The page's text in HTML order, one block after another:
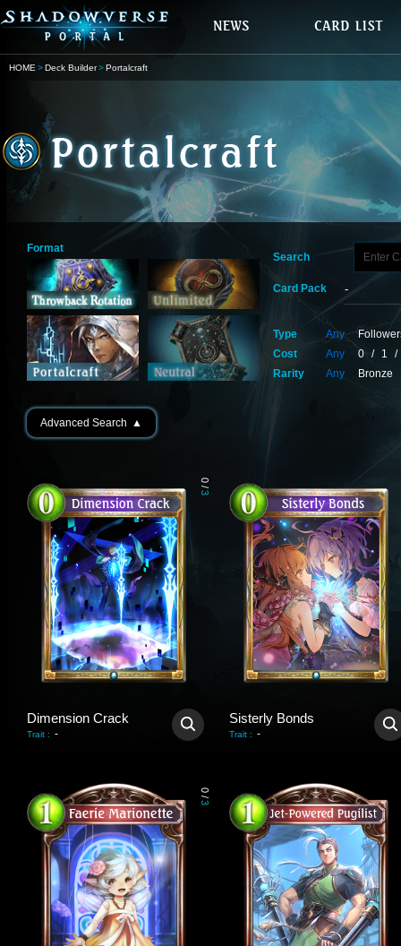
HOME Deck Builder Portalcraft
Format
Search
Card Pack
Type Any
Cost
Any 0 / 1
/
Rarity
Any Bronze
Advanced Search ▲
0
/
3
Dimension Crack
Trait : -
Sisterly Bonds
Trait : -
0
/
3